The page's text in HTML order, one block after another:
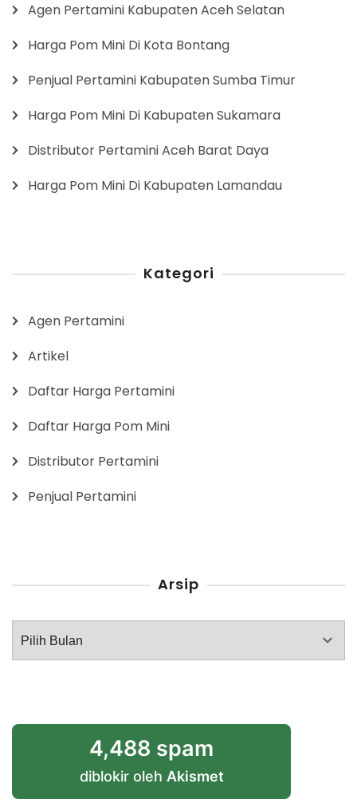
Agen Pertamini Kabupaten Aceh Selatan
Harga Pom Mini Di Kota Bontang
Penjual Pertamini Kabupaten Sumba Timur
Harga Pom Mini Di Kabupaten Sukamara
Distributor Pertamini Aceh Barat Daya
Harga Pom Mini Di Kabupaten Lamandau
Kategori
Agen Pertamini
Artikel
Daftar Harga Pertamini
Daftar Harga Pom Mini
Distributor Pertamini
Penjual Pertamini
Arsip
Arsip
4,488 spam
diblokir oleh Akismet